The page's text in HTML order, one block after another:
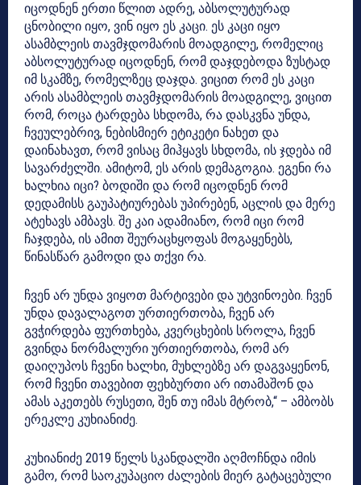
იცოდნენ ერთი წლით ადრე, აბსოლუტურად
ცნობილი იყო, ვინ იყო ეს კაცი. ეს კაცი იყო
ასამბლეის თავმჯდომარის მოადგილე, რომელიც
აბსოლუტურად იცოდნენ, რომ დაჯდებოდა ზუსტად
იმ სკამზე, რომელზეც დაჯდა. ვიცით რომ ეს კაცი
არის ასამბლეის თავმჯდომარის მოადგილე, ვიცით
რომ, როცა ტარდება სხდომა, რა დასკვნა უნდა,
ჩვეულებრივ, ნებისმიერ ეტიკეტი ნახეთ და
დაინახავთ, რომ ვისაც მიჰყავს სხდომა, ის ჯდება იმ
სავარძელში. ამიტომ, ეს არის დემაგოგია. ეგენი რა
ხალხია იცი? ბოდიში და რომ იცოდნენ რომ
დედამისს გაუპატიურებას უპირებენ, აცლის და მერე
ატეხავს ამბავს. შე კაი ადამიანო, რომ იცი რომ
ჩაჯდება, ის ამით შეურაცხყოფას მოგაყენებს,
წინასწარ გამოდი და თქვი რა.
ჩვენ არ უნდა ვიყოთ მარტივები და უტვინოები. ჩვენ
უნდა დავალაგოთ ურთიერთობა, ჩვენ არ
გვჭირდება ფურთხება, კვერცხების სროლა, ჩვენ
გვინდა ნორმალური ურთიერთობა, რომ არ
დაიღუპოს ჩვენი ხალხი, მუხლებზე არ დაგვაყენონ,
რომ ჩვენი თავებით ფეხბურთი არ ითამაშონ და
ამას აკეთებს რუსეთი, შენ თუ იმას მტრობ,“ – ამბობს
ერეკლე კუხიანიძე.
კუხიანიძე 2019 წელს სკანდალში აღმოჩნდა იმის
გამო, რომ საოკუპაციო ძალების მიერ გატაცებული